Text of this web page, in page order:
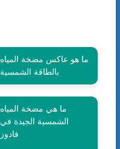
ما هو عاكس مضخة المياه
بالطاقة الشمسية
ما هي مضخة المياه
الشمسية الجيدة في
فادوز